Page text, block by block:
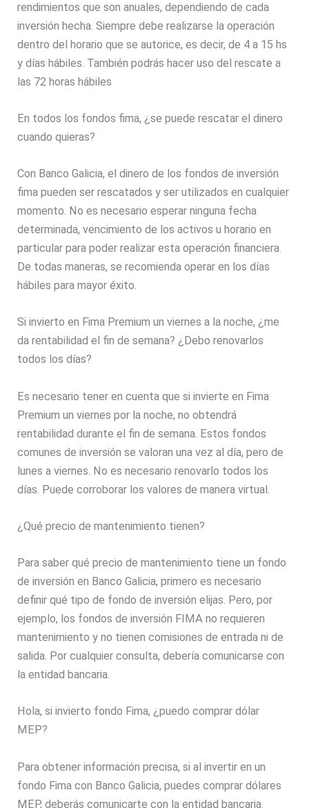
rendimientos que son anuales, dependiendo de cada
inversión hecha. Siempre debe realizarse la operación
dentro del horario que se autorice, es decir, de 4 a 15 hs
y días hábiles. También podrás hacer uso del rescate a
las 72 horas hábiles
En todos los fondos fima, ¿se puede rescatar el dinero
cuando quieras?
Con Banco Galicia, el dinero de los fondos de inversión
fima pueden ser rescatados y ser utilizados en cualquier
momento. No es necesario esperar ninguna fecha
determinada, vencimiento de los activos u horario en
particular para poder realizar esta operación financiera.
De todas maneras, se recomienda operar en los días
hábiles para mayor éxito.
Si invierto en Fima Premium un viernes a la noche, ¿me
da rentabilidad el fin de semana? ¿Debo renovarlos
todos los días?
Es necesario tener en cuenta que si invierte en Fima
Premium un viernes por la noche, no obtendrá
rentabilidad durante el fin de semana. Estos fondos
comunes de inversión se valoran una vez al día, pero de
lunes a viernes. No es necesario renovarlo todos los
días. Puede corroborar los valores de manera virtual.
¿Qué precio de mantenimiento tienen?
Para saber qué precio de mantenimiento tiene un fondo
de inversión en Banco Galicia, primero es necesario
definir qué tipo de fondo de inversión elijas. Pero, por
ejemplo, los fondos de inversión FIMA no requieren
mantenimiento y no tienen comisiones de entrada ni de
salida. Por cualquier consulta, debería comunicarse con
la entidad bancaria.
Hola, si invierto fondo Fima, ¿puedo comprar dólar
MEP?
Para obtener información precisa, si al invertir en un
fondo Fima con Banco Galicia, puedes comprar dólares
MEP, deberás comunicarte con la entidad bancaria.